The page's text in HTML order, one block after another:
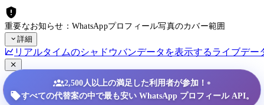
重要なお知らせ：WhatsAppプロフィール写真のカバー範囲
詳細
リアルタイムのシャドウバンデータを表示するライブデー
2,500人以上の満足した利用者が参加！ •
すべての代替案の中で最も安い WhatsApp プロフィール API。